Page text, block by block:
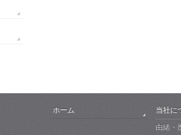
ホーム
当社に
由緒・